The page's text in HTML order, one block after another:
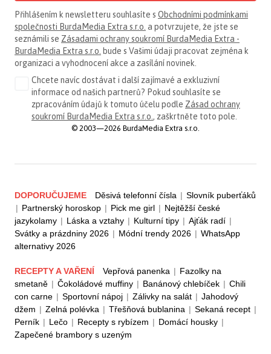
Přihlášením k newsletteru souhlasíte s Obchodními podmínkami
společnosti BurdaMedia Extra s.r.o. a potvrzujete, že jste se
seznámili se Zásadami ochrany soukromí BurdaMedia Extra -
BurdaMedia Extra s.r.o. bude s Vašimi údaji pracovat zejména k
organizaci a vyhodnocení akce a zasílání novinek.
Chcete navíc dostávat i další zajímavé a exkluzivní
informace od našich partnerů? Pokud souhlasíte se
zpracováním údajů k tomuto účelu podle Zásad ochrany
soukromí BurdaMedia Extra s.r.o., zaškrtněte toto pole.
© 2003—2026 BurdaMedia Extra s.r.o.
DOPORUČUJEME Děsivá telefonní čísla | Slovník puberťáků
| Partnerský horoskop | Pick me girl | Nejtěžší české
jazykolamy | Láska a vztahy | Kulturní tipy | Ajťák radí |
Svátky a prázdniny 2026 | Módní trendy 2026 | WhatsApp
alternativy 2026
RECEPTY A VAŘENÍ Vepřová panenka | Fazolky na
smetaně | Čokoládové muffiny | Banánový chlebíček | Chili
con carne | Sportovní nápoj | Zálivky na salát | Jahodový
džem | Zelná polévka | Třešňová bublanina | Sekaná recept |
Perník | Lečo | Recepty s rybízem | Domácí housky |
Zapečené brambory s uzeným